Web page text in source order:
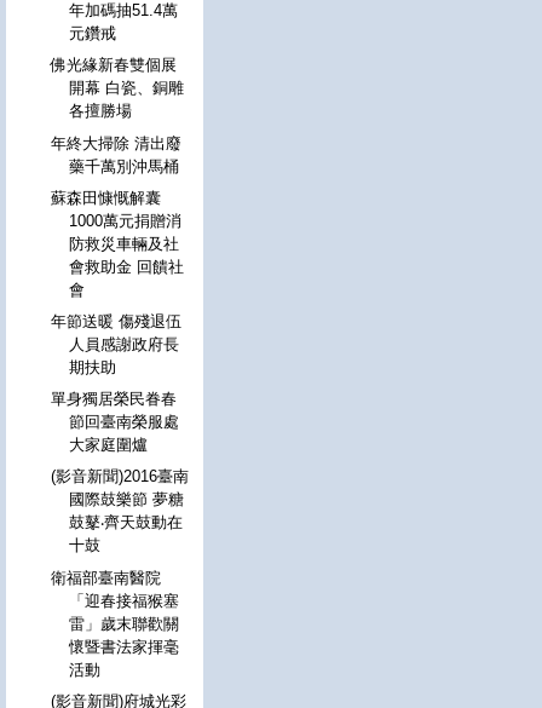
年加碼抽51.4萬
元鑽戒
佛光緣新春雙個展
開幕 白瓷、銅雕
各擅勝場
年終大掃除 清出廢
藥千萬別沖馬桶
蘇森田慷慨解囊
1000萬元捐贈消
防救災車輛及社
會救助金 回饋社
會
年節送暖 傷殘退伍
人員感謝政府長
期扶助
單身獨居榮民眷春
節回臺南榮服處
大家庭圍爐
(影音新聞)2016臺南
國際鼓樂節 夢糖
鼓鼕‧齊天鼓動在
十鼓
衛福部臺南醫院
「迎春接福猴塞
雷」歲末聯歡關
懷暨書法家揮毫
活動
(影音新聞)府城光彩